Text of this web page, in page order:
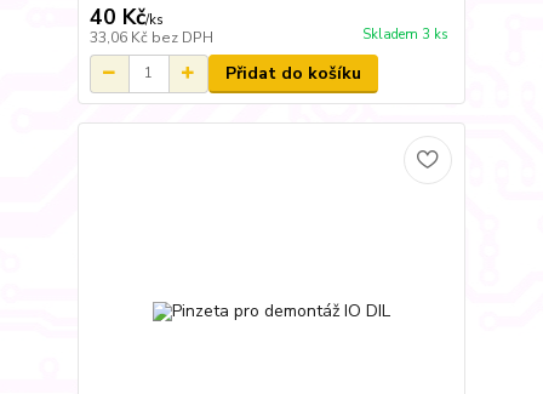
40 Kč/ks
33,06 Kč bez DPH Skladem 3 ks
Přidat do košíku